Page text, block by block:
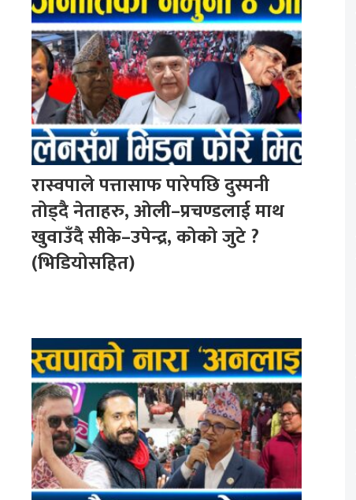
रास्वपाले पत्तासाफ पारेपछि दुस्मनी
तोड्दै नेताहरु, ओली–प्रचण्डलाई माथ
खुवाउँदै सीके–उपेन्द्र, कोको जुटे ?
(भिडियोसहित)